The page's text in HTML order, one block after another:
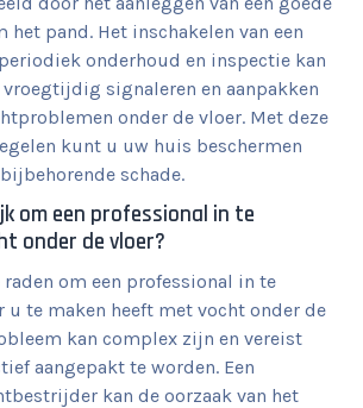
pand. Het inschakelen van een
onderhoud en inspectie kan
signaleren en aanpakken
onder de vloer. Met deze
kunt u uw huis beschermen
schade.
om een professional in te
onder de vloer?
raden om een professional in te
u te maken heeft met vocht onder de
kan complex zijn en vereist
aangepakt te worden. Een
kan de oorzaak van het